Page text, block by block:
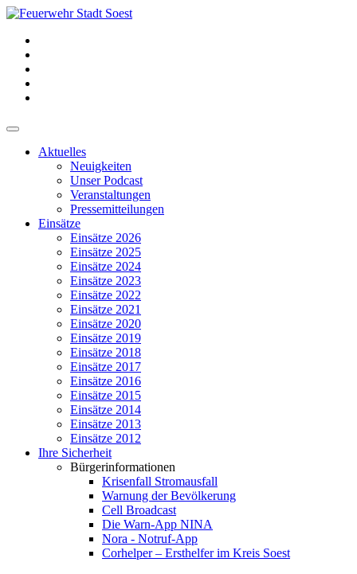
Aktuelles
Neuigkeiten
Unser Podcast
Veranstaltungen
Pressemitteilungen
Einsätze
Einsätze 2026
Einsätze 2025
Einsätze 2024
Einsätze 2023
Einsätze 2022
Einsätze 2021
Einsätze 2020
Einsätze 2019
Einsätze 2018
Einsätze 2017
Einsätze 2016
Einsätze 2015
Einsätze 2014
Einsätze 2013
Einsätze 2012
Ihre Sicherheit
Bürgerinformationen
Krisenfall Stromausfall
Warnung der Bevölkerung
Cell Broadcast
Die Warn-App NINA
Nora - Notruf-App
Corhelper – Ersthelfer im Kreis Soest